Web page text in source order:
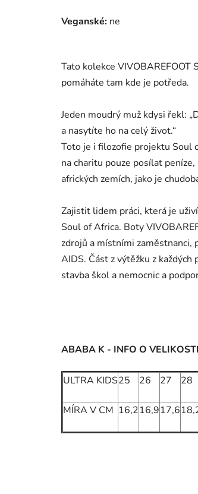
Veganské: ne
Tato kolekce VIVOBAREFOOT
pomáháte tam kde je potředa.
Jeden moudrý muž kdysi řekl:
a nasytíte ho na celý život.“
Toto je i filozofie projektu Soul
na charitu pouze posílat
afrických zemích, jako je
Zajistit lidem práci, která je
Soul of Africa. Boty
zdrojů a místními zaměstnanci,
AIDS. Část z výtěžku z
stavba škol a nemocnic a
ABABA K - INFO O
ULTRA KIDS25 26 27 28
MÍRA V CM 16,216,917,6